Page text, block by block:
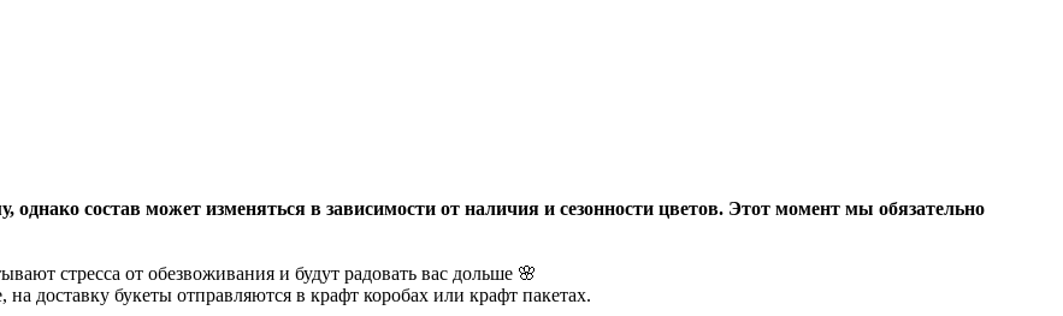
состав может изменяться в зависимости от наличия и сезонности цветов. Этот момент мы обязательно
стресса от обезвоживания и будут радовать вас дольше 🌸
доставку букеты отправляются в крафт коробах или крафт пакетах.